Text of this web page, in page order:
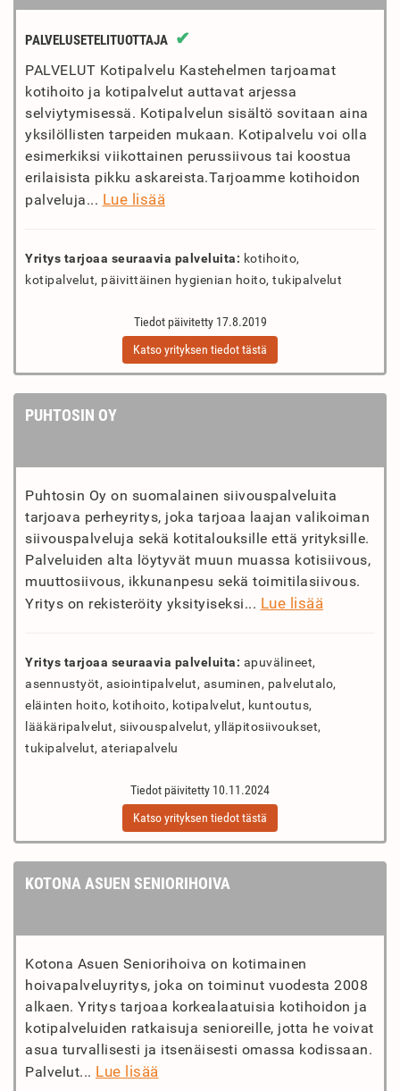
PALVELUSETELITUOTTAJA ✔
PALVELUT Kotipalvelu Kastehelmen tarjoamat
kotihoito ja kotipalvelut auttavat arjessa
selviytymisessä. Kotipalvelun sisältö sovitaan aina
yksilöllisten tarpeiden mukaan. Kotipalvelu voi olla
esimerkiksi viikottainen perussiivous tai koostua
erilaisista pikku askareista.Tarjoamme kotihoidon
palveluja... Lue lisää
Yritys tarjoaa seuraavia palveluita: kotihoito,
kotipalvelut, päivittäinen hygienian hoito, tukipalvelut
Tiedot päivitetty 17.8.2019
Katso yrityksen tiedot tästä
PUHTOSIN OY
Puhtosin Oy on suomalainen siivouspalveluita
tarjoava perheyritys, joka tarjoaa laajan valikoiman
siivouspalveluja sekä kotitalouksille että yrityksille.
Palveluiden alta löytyvät muun muassa kotisiivous,
muuttosiivous, ikkunanpesu sekä toimitilasiivous.
Yritys on rekisteröity yksityiseksi... Lue lisää
Yritys tarjoaa seuraavia palveluita: apuvälineet,
asennustyöt, asiointipalvelut, asuminen, palvelutalo,
eläinten hoito, kotihoito, kotipalvelut, kuntoutus,
lääkäripalvelut, siivouspalvelut, ylläpitosiivoukset,
tukipalvelut, ateriapalvelu
Tiedot päivitetty 10.11.2024
Katso yrityksen tiedot tästä
KOTONA ASUEN SENIORIHOIVA
Kotona Asuen Seniorihoiva on kotimainen
hoivapalveluyritys, joka on toiminut vuodesta 2008
alkaen. Yritys tarjoaa korkealaatuisia kotihoidon ja
kotipalveluiden ratkaisuja senioreille, jotta he voivat
asua turvallisesti ja itsenäisesti omassa kodissaan.
Palvelut... Lue lisää